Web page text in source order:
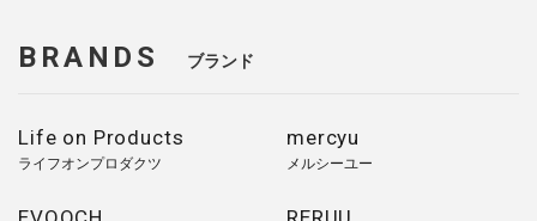
BRANDS ブランド
Life on Products
ライフオンプロダクツ
mercyu
メルシーユー